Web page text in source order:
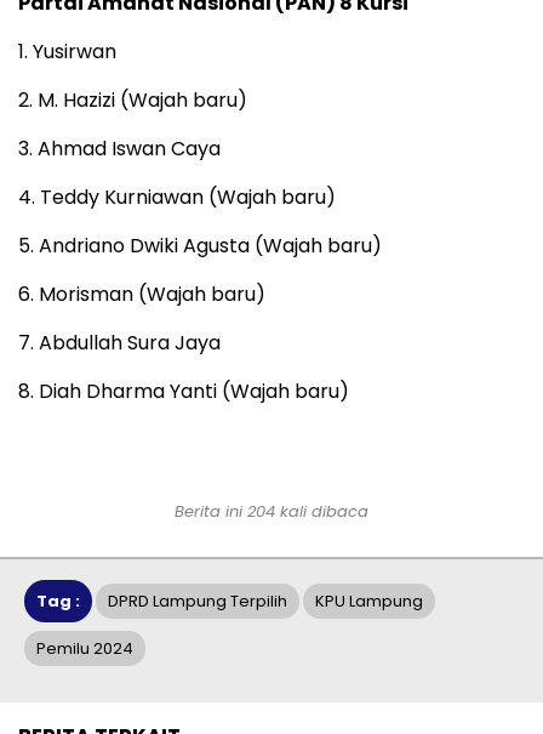
1. Yusirwan
2. M. Hazizi (Wajah baru)
3. Ahmad Iswan Caya
4. Teddy Kurniawan (Wajah baru)
5. Andriano Dwiki Agusta (Wajah baru)
6. Morisman (Wajah baru)
7. Abdullah Sura Jaya
8. Diah Dharma Yanti (Wajah baru)
Berita ini 204 kali dibaca
Tag : DPRD Lampung Terpilih KPU Lampung
Pemilu 2024